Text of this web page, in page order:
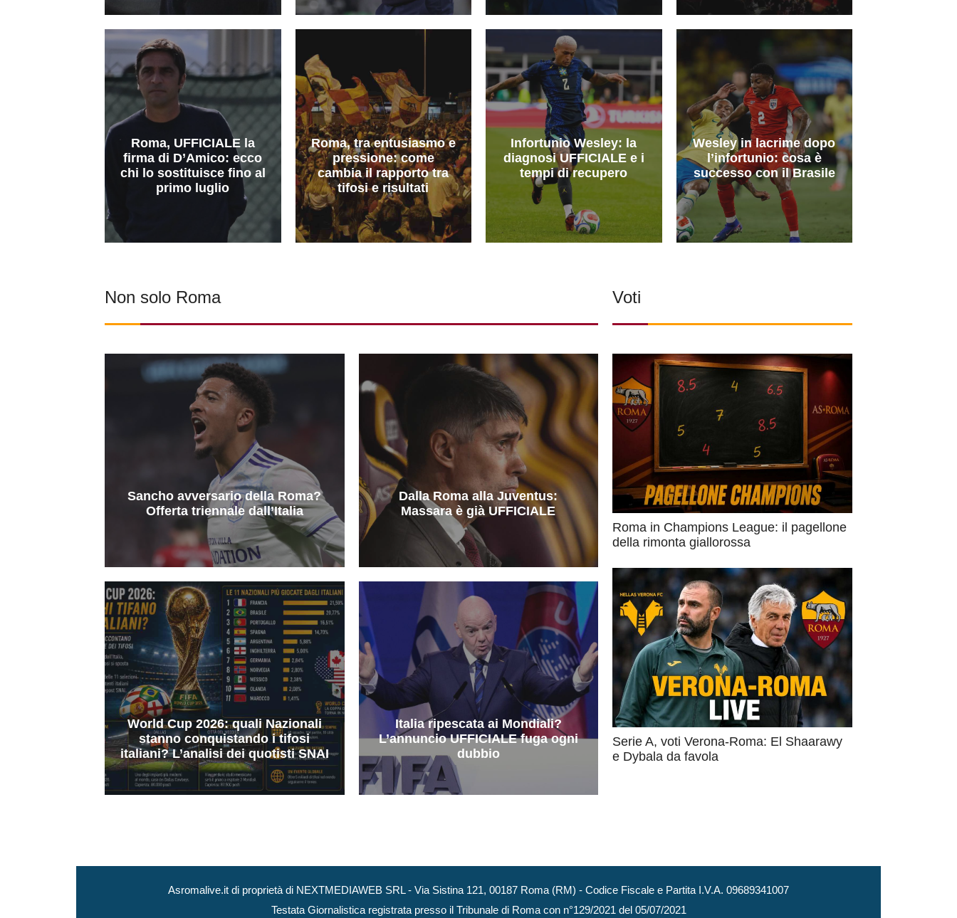
Roma, UFFICIALE la
firma di D’Amico: ecco
chi lo sostituisce fino al
primo luglio
Roma, tra entusiasmo e
pressione: come
cambia il rapporto tra
tifosi e risultati
Infortunio Wesley: la
diagnosi UFFICIALE e i
tempi di recupero
Wesley in lacrime dopo
l’infortunio: cosa è
successo con il Brasile
Non solo Roma
Sancho avversario della Roma?
Offerta triennale dall’Italia
Dalla Roma alla Juventus:
Massara è già UFFICIALE
World Cup 2026: quali Nazionali
stanno conquistando i tifosi
italiani? L’analisi dei quotisti SNAI
Italia ripescata ai Mondiali?
L’annuncio UFFICIALE fuga ogni
dubbio
Voti
Roma in Champions League: il pagellone
della rimonta giallorossa
Serie A, voti Verona-Roma: El Shaarawy
e Dybala da favola
Asromalive.it di proprietà di NEXTMEDIAWEB SRL - Via Sistina 121, 00187 Roma (RM) - Codice Fiscale e Partita I.V.A. 09689341007
Testata Giornalistica registrata presso il Tribunale di Roma con n°129/2021 del 05/07/2021